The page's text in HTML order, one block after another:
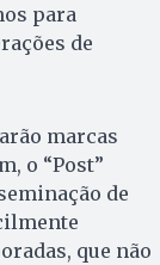
para
de
marcas
o “Post”
de
que não